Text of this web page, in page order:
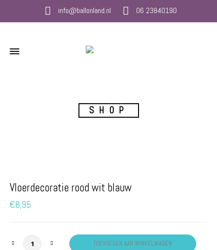
info@ballonland.nl 06 23840190
SHOP
Vloerdecoratie rood wit blauw
€8,95
Vloerdecoratie rood wit blauw aantal
TOEVOEGEN AAN WINKELWAGEN